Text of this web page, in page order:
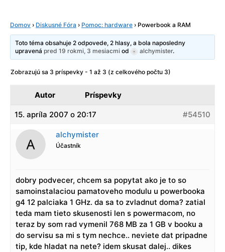
Domov › Diskusné Fóra › Pomoc: hardware › Powerbook a RAM
Toto téma obsahuje 2 odpovede, 2 hlasy, a bola naposledny
upravenápred 19 rokmi, 3 mesiacmi od alchymister.
Zobrazujú sa 3 príspevky - 1 až 3 (z celkového počtu 3)
Autor Príspevky
15. apríla 2007 o 20:17 #54510
alchymister
Účastník
dobry podvecer, chcem sa popytat ako je to so
samoinstalaciou pamatoveho modulu u powerbooka
g4 12 palciaka 1 GHz. da sa to zvladnut doma? zatial
teda mam tieto skusenosti len s powermacom, no
teraz by som rad vymenil 768 MB za 1 GB v booku a
do servisu sa mi s tym nechce.. neviete dat pripadne
tip, kde hladat na nete? idem skusat dalej.. dikes